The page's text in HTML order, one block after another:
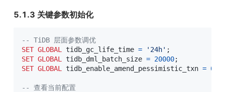
5.1.3 关键参数初始化
-- TiDB 层面参数调优
SET GLOBAL tidb_gc_life_time = '24h' ;
SET GLOBAL tidb_dml_batch_size = 20000;
SET GLOBAL tidb_enable_amend_pessimistic_txn = 0
-- 查看当前配置